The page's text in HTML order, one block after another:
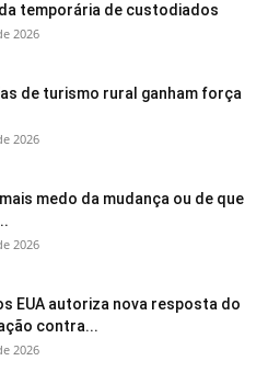
temporária de custodiados
2026
de turismo rural ganham força
2026
medo da mudança ou de que
2026
EUA autoriza nova resposta do
contra...
2026